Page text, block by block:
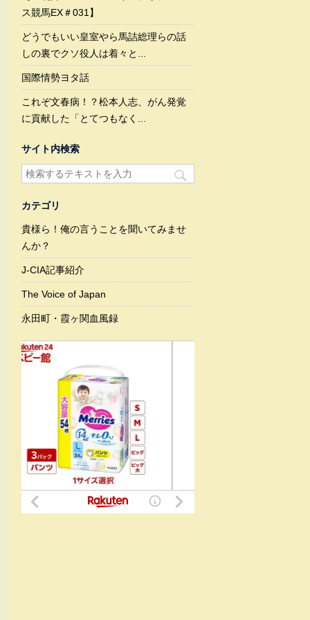
ス競馬EX＃031】
どうでもいい皇室やら馬詰総理らの話
しの裏でクソ役人は着々と...
国際情勢ヨタ話
これぞ文春病！？松本人志、がん発覚
に貢献した「とてつもなく...
サイト内検索
カテゴリ
貴様ら！俺の言うことを聞いてみませ
んか？
J-CIA記事紹介
The Voice of Japan
永田町・霞ヶ関血風録